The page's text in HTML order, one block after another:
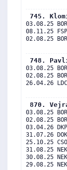
745.
03.08.25
08.11.25
02.08.25
748.
03.08.25
02.08.25
26.04.26
870.
03.08.25
02.08.25
03.04.26
31.07.26
25.10.25
31.08.25
30.08.25
29.08.25